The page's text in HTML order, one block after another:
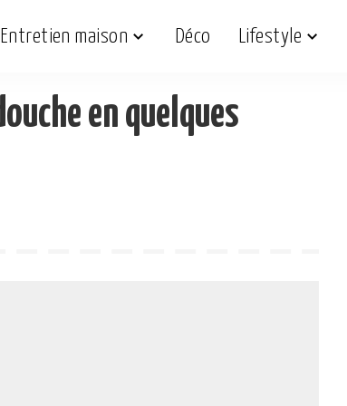
Entretien maison Déco Lifestyle
en quelques